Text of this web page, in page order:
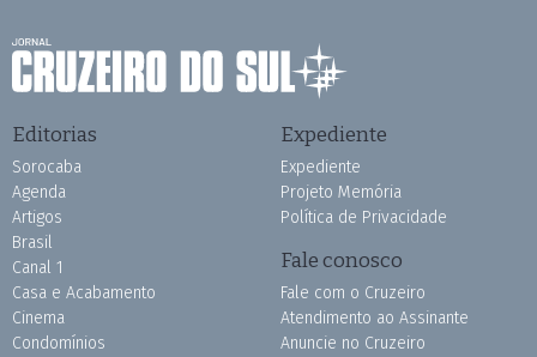
Editorias
Sorocaba
Agenda
Artigos
Brasil
Canal 1
Casa e Acabamento
Cinema
Condomínios
Expediente
Expediente
Projeto Memória
Política de Privacidade
Fale conosco
Fale com o Cruzeiro
Atendimento ao Assinante
Anuncie no Cruzeiro